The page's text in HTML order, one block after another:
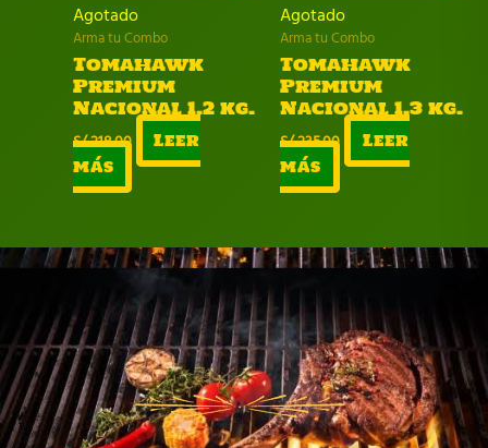
Agotado
Arma tu Combo
Tomahawk
Premium
Nacional 1.2 kg.
S/218.00
Leer
más
Agotado
Arma tu Combo
Tomahawk
Premium
Nacional 1.3 kg.
S/235.00
Leer
más